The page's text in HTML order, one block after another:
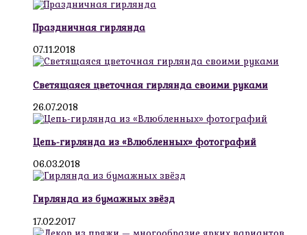
Праздничная гирлянда
07.11.2018
Светящаяся цветочная гирлянда своими руками
26.07.2018
Цепь-гирлянда из «Влюбленных» фотографий
06.03.2018
Гирлянда из бумажных звёзд
17.02.2017